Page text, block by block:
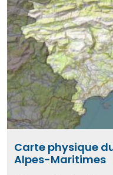
Carte physique
Alpes-Maritimes